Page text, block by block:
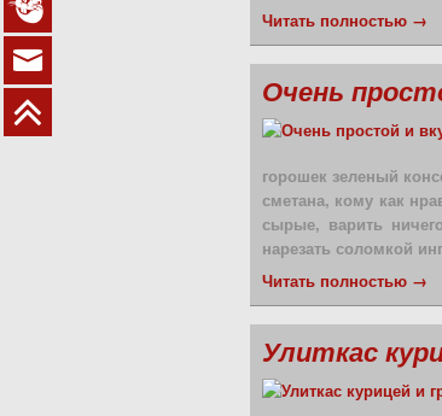
Читать полностью →
Очень
горошек зеленый
сметана, кому как
сырые, варить
нарезать соломкой
Читать полностью →
Улиткас